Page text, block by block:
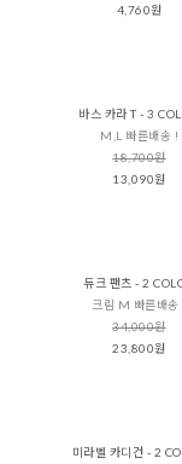
4,760원
바스 카라 T - 3
M,L 빠른배송 !
18,700원
13,090원
듀크 팬츠 - 2
크림 M 빠른배송
34,000원
23,800원
미라벨 카디건 - 2